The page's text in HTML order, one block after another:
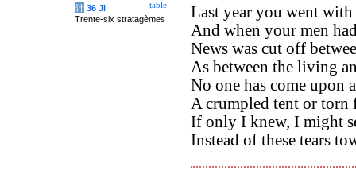
Last year you went
And when your men
News was cut off
As between the living
No one has come upon
A crumpled tent or torn
If only I knew, I might
Instead of these tears
table
计 36 Ji
Trente-six stratagèmes